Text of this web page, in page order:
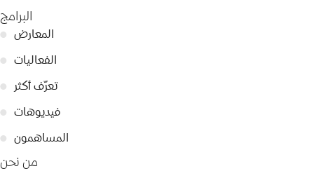
البرامج
● المعارض
● الفعاليات
●
تعرّف أكثر
● فيديوهات
● المساهمون
من نحن